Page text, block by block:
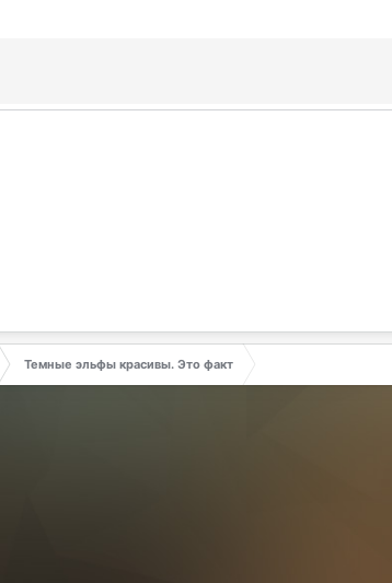
Темные эльфы красивы. Это факт